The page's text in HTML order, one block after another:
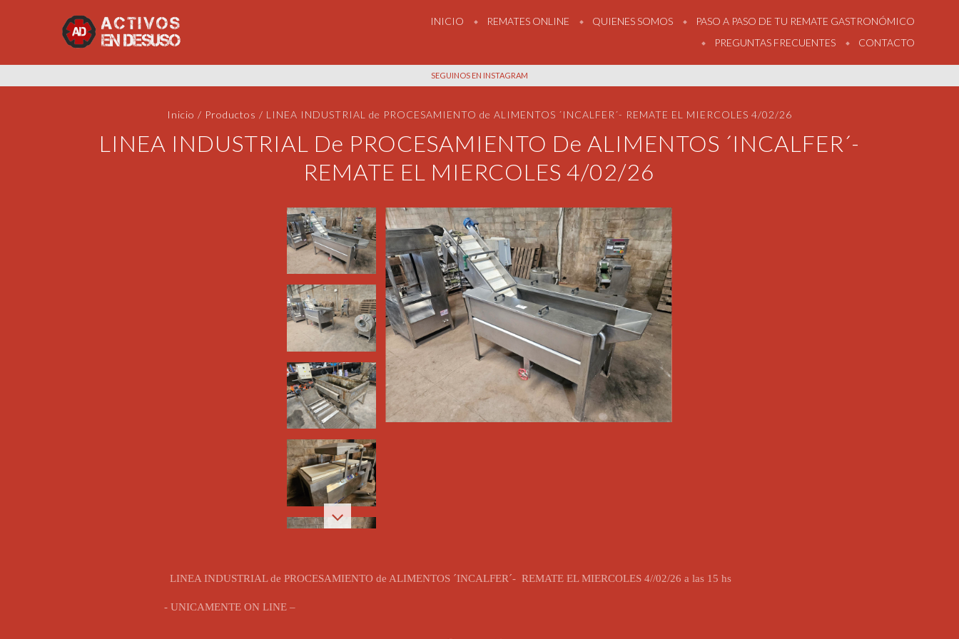
INICIO REMATES ONLINE QUIENES SOMOS
PASO A PASO DE TU REMATE GASTRONÓMICO
PREGUNTAS FRECUENTES
CONTACTO
SEGUINOS EN INSTAGRAM
Inicio / Productos / LINEA INDUSTRIAL de PROCESAMIENTO de ALIMENTOS ´INCALFER´- REMATE EL MIERCOLES 4/02/26
LINEA INDUSTRIAL De PROCESAMIENTO De ALIMENTOS ´INCALFER´-
REMATE EL MIERCOLES 4/02/26
LINEA INDUSTRIAL de PROCESAMIENTO de ALIMENTOS ´INCALFER´- REMATE EL MIERCOLES 4//02/26 a las 15 hs
- UNICAMENTE ON LINE –